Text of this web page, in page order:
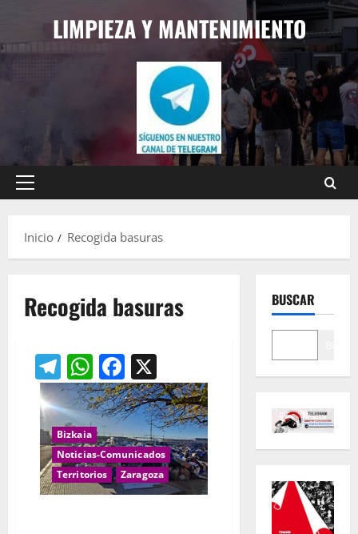
contenido
LIMPIEZA Y MANTENIMIENTO
Menú
Inicio
Recogida basuras
Recogida basuras
Telegram
WhatsApp
Facebook
Bizkaia
Noticias-Comunicados
Territorios
Zaragoza
BUSCAR